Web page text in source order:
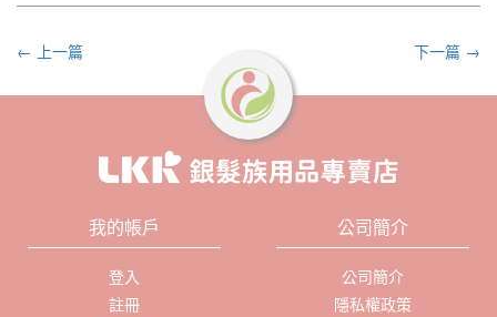
← 上一篇 下一篇 →
我的帳戶
登入
註冊
公司簡介
公司簡介
隱私權政策